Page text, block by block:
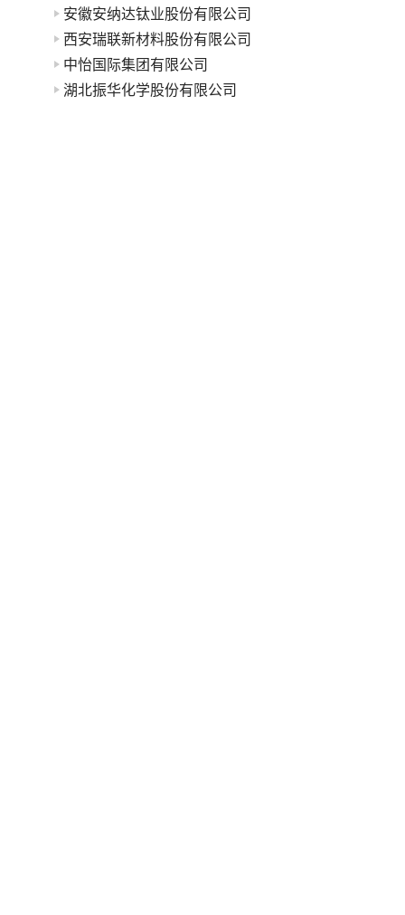
安徽安纳达钛业股份有限公司
西安瑞联新材料股份有限公司
中怡国际集团有限公司
湖北振华化学股份有限公司